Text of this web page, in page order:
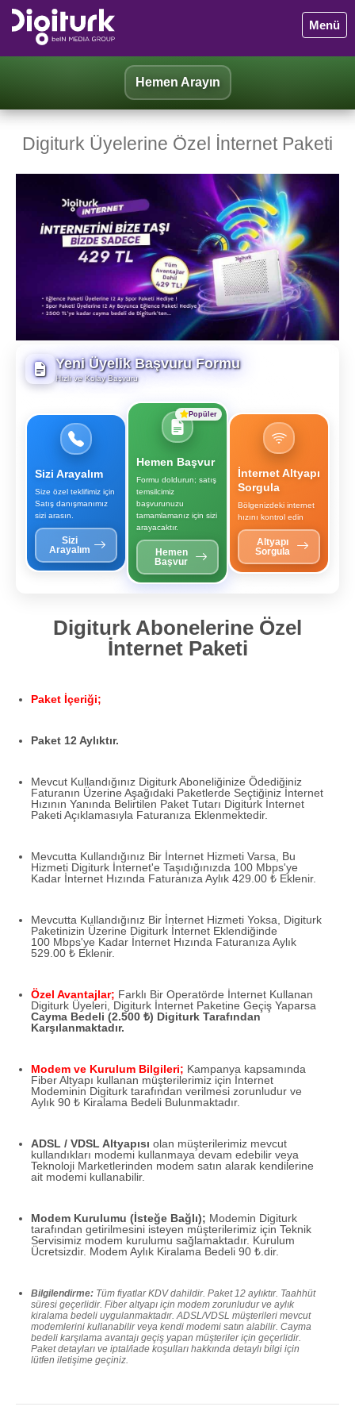
Menü
Hemen Arayın
Digiturk Üyelerine Özel İnternet Paketi
Yeni Üyelik Başvuru Formu
Hızlı ve Kolay Başvuru
Sizi Arayalım
Size özel teklifimiz için
Satış danışmanımız
sizi arasın.
Sizi
Arayalım
Popüler
Hemen Başvur
Formu doldurun; satış
temsilcimiz
başvurunuzu
tamamlamanız için sizi
arayacaktır.
Hemen
Başvur
İnternet Altyapı
Sorgula
Bölgenizdeki internet
hızını kontrol edin
Altyapı
Sorgula
Digiturk Abonelerine Özel
İnternet Paketi
Paket İçeriği;
Paket 12 Aylıktır.
Mevcut Kullandığınız Digiturk Aboneliğinize Ödediğiniz
Faturanın Üzerine Aşağıdaki Paketlerde Seçtiğiniz İnternet
Hızının Yanında Belirtilen Paket Tutarı Digiturk İnternet
Paketi Açıklamasıyla Faturanıza Eklenmektedir.
Mevcutta Kullandığınız Bir İnternet Hizmeti Varsa, Bu
Hizmeti Digiturk İnternet'e Taşıdığınızda 100 Mbps'ye
Kadar İnternet Hızında Faturanıza Aylık 429.00 ₺ Eklenir.
Mevcutta Kullandığınız Bir İnternet Hizmeti Yoksa, Digiturk
Paketinizin Üzerine Digiturk İnternet Eklendiğinde
100 Mbps'ye Kadar İnternet Hızında Faturanıza Aylık
529.00 ₺ Eklenir.
Özel Avantajlar; Farklı Bir Operatörde İnternet Kullanan
Digiturk Üyeleri, Digiturk İnternet Paketine Geçiş Yaparsa
Cayma Bedeli (2.500 ₺) Digiturk Tarafından
Karşılanmaktadır.
Modem ve Kurulum Bilgileri; Kampanya kapsamında
Fiber Altyapı kullanan müşterilerimiz için İnternet
Modeminin Digiturk tarafından verilmesi zorunludur ve
Aylık 90 ₺ Kiralama Bedeli Bulunmaktadır.
ADSL / VDSL Altyapısı olan müşterilerimiz mevcut
kullandıkları modemi kullanmaya devam edebilir veya
Teknoloji Marketlerinden modem satın alarak kendilerine
ait modemi kullanabilir.
Modem Kurulumu (İsteğe Bağlı); Modemin Digiturk
tarafından getirilmesini isteyen müşterilerimiz için Teknik
Servisimiz modem kurulumu sağlamaktadır. Kurulum
Ücretsizdir. Modem Aylık Kiralama Bedeli 90 ₺.dir.
Bilgilendirme: Tüm fiyatlar KDV dahildir. Paket 12 aylıktır. Taahhüt
süresi geçerlidir. Fiber altyapı için modem zorunludur ve aylık
kiralama bedeli uygulanmaktadır. ADSL/VDSL müşterileri mevcut
modemlerini kullanabilir veya kendi modemi satın alabilir. Cayma
bedeli karşılama avantajı geçiş yapan müşteriler için geçerlidir.
Paket detayları ve iptal/iade koşulları hakkında detaylı bilgi için
lütfen iletişime geçiniz.